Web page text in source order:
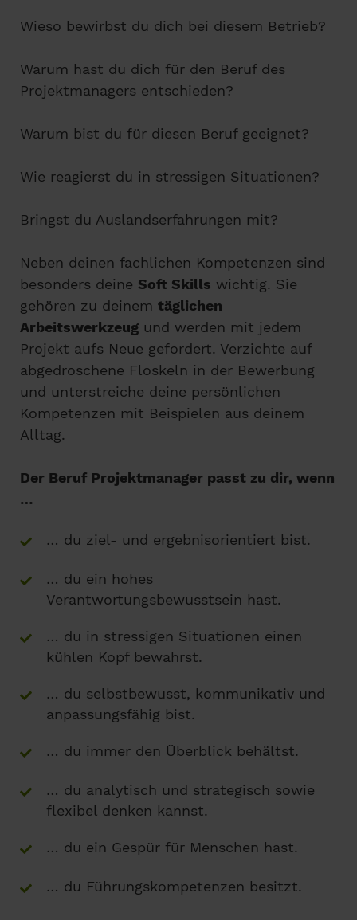
Wieso bewirbst du dich bei diesem Betrieb?
Warum hast du dich für den Beruf des
Projektmanagers entschieden?
Warum bist du für diesen Beruf geeignet?
Wie reagierst du in stressigen Situationen?
Bringst du Auslandserfahrungen mit?
Neben deinen fachlichen Kompetenzen sind
besonders deine Soft Skills wichtig. Sie
gehören zu deinem täglichen
Arbeitswerkzeug und werden mit jedem
Projekt aufs Neue gefordert. Verzichte auf
abgedroschene Floskeln in der Bewerbung
und unterstreiche deine persönlichen
Kompetenzen mit Beispielen aus deinem
Alltag.
Der Beruf Projektmanager passt zu dir, wenn
…
… du ziel- und ergebnisorientiert bist.
… du ein hohes
Verantwortungsbewusstsein hast.
… du in stressigen Situationen einen
kühlen Kopf bewahrst.
… du selbstbewusst, kommunikativ und
anpassungsfähig bist.
… du immer den Überblick behältst.
… du analytisch und strategisch sowie
flexibel denken kannst.
… du ein Gespür für Menschen hast.
… du Führungskompetenzen besitzt.